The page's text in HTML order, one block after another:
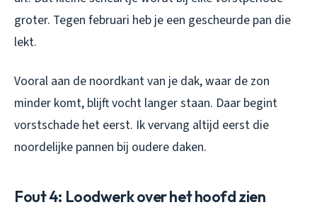
groter. Tegen februari heb je een gescheurde pan die
lekt.
Vooral aan de noordkant van je dak, waar de zon
minder komt, blijft vocht langer staan. Daar begint
vorstschade het eerst. Ik vervang altijd eerst die
noordelijke pannen bij oudere daken.
Fout 4: Loodwerk over het hoofd zien